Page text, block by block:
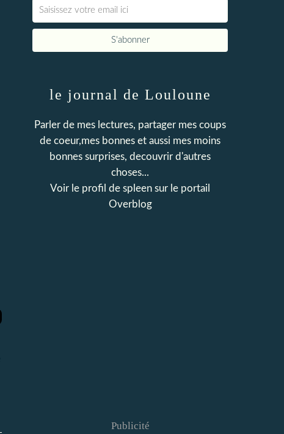
le journal de Louloune
Parler de mes lectures, partager mes coups
de coeur,mes bonnes et aussi mes moins
bonnes surprises, decouvrir d'autres
choses...
Voir le profil de spleen sur le portail
Overblog
Publicité